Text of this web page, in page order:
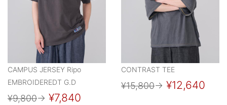
CAMPUS JERSEY Ripo
EMBROIDEREDT G.D
¥9,800→ ¥7,840
CONTRAST TEE
¥15,800→ ¥12,640